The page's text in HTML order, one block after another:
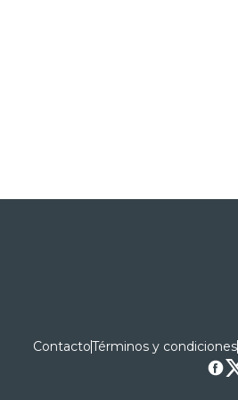
ContactoTérminos y condiciones